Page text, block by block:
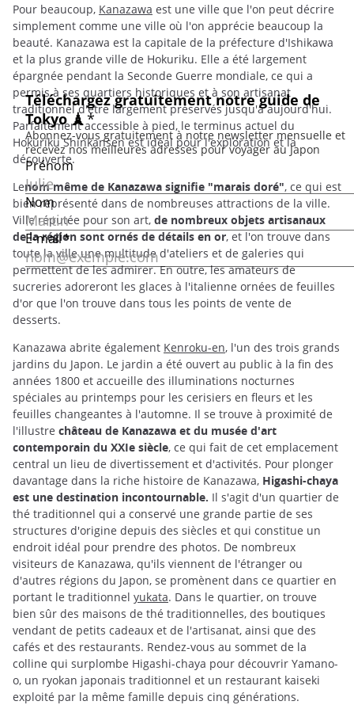
Pour beaucoup, Kanazawa est une ville que l'on peut décrire
simplement comme une ville où l'on apprécie beaucoup la
beauté. Kanazawa est la capitale de la préfecture d'Ishikawa
et la plus grande ville de Hokuriku. Elle a été largement
épargnée pendant la Seconde Guerre mondiale, ce qui a
permis à ses quartiers historiques et à son artisanat
traditionnel d'être largement préservés jusqu'à aujourd'hui.
Parfaitement accessible à pied, le terminus actuel du
Hokuriku Shinkansen est idéal pour l'exploration et la
découverte.
Lenom même de Kanazawa signifie "marais doré", ce qui est
bien représenté dans de nombreuses attractions de la ville.
Ville réputée pour son art, de nombreux objets artisanaux
de la région sont ornés de détails en or, et l'on trouve dans
toute la ville une multitude d'ateliers et de galeries qui
permettent de les admirer. En outre, les amateurs de
sucreries adoreront les glaces à l'italienne ornées de feuilles
d'or que l'on trouve dans tous les points de vente de
desserts.
Kanazawa abrite également Kenroku-en, l'un des trois grands
jardins du Japon. Le jardin a été ouvert au public à la fin des
années 1800 et accueille des illuminations nocturnes
spéciales au printemps pour les cerisiers en fleurs et les
feuilles changeantes à l'automne. Il se trouve à proximité de
l'illustre château de Kanazawa et du musée d'art
contemporain du XXIe siècle, ce qui fait de cet emplacement
central un lieu de divertissement et d'activités. Pour plonger
davantage dans la riche histoire de Kanazawa, Higashi-chaya
est une destination incontournable. Il s'agit d'un quartier de
thé traditionnel qui a conservé une grande partie de ses
structures d'origine depuis des siècles et qui constitue un
endroit idéal pour prendre des photos. De nombreux
visiteurs de Kanazawa, qu'ils viennent de l'étranger ou
d'autres régions du Japon, se promènent dans ce quartier en
portant le traditionnel yukata. Dans le quartier, on trouve
bien sûr des maisons de thé traditionnelles, des boutiques
vendant de petits cadeaux et de l'artisanat, ainsi que des
cafés et des restaurants. Rendez-vous au sommet de la
colline qui surplombe Higashi-chaya pour découvrir Yamano-
o, un ryokan japonais traditionnel et un restaurant kaiseki
exploité par la même famille depuis cinq générations.